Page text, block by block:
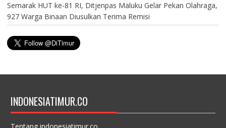
Semarak HUT ke-81 RI, Ditjenpas Maluku Gelar Pekan Olahraga,
927 Warga Binaan Diusulkan Terima Remisi
INDONESIATIMUR.CO